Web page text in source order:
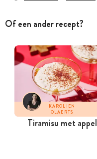
Of een ander recept?
KAROLIEN
OLAERTS
Tiramisu met appel